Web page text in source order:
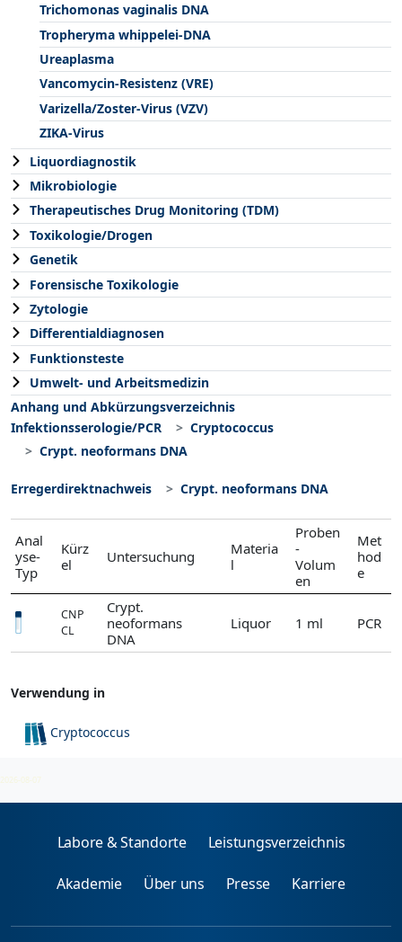
Trichomonas vaginalis DNA
Tropheryma whippelei-DNA
Ureaplasma
Vancomycin-Resistenz (VRE)
Varizella/Zoster-Virus (VZV)
ZIKA-Virus
Liquordiagnostik
Mikrobiologie
Therapeutisches Drug Monitoring (TDM)
Toxikologie/Drogen
Genetik
Forensische Toxikologie
Zytologie
Differentialdiagnosen
Funktionsteste
Umwelt- und Arbeitsmedizin
Anhang und Abkürzungsverzeichnis
Infektionsserologie/PCR
Cryptococcus
Crypt. neoformans DNA
Erregerdirektnachweis Crypt. neoformans DNA
Anal
yse-
Typ
Kürz
el
Untersuchung
Materia
l
Proben
-
Volum
en
Met
hod
e
CNP
CL
Crypt.
neoformans
DNA
Liquor 1 ml PCR
Verwendung in
Cryptococcus
2026-08-07
Labore & Standorte Leistungsverzeichnis
Akademie Über uns Presse Karriere